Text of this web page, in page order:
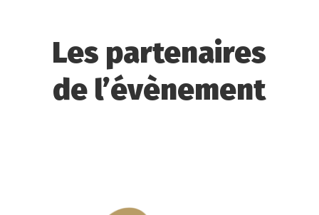
Les partenaires
de l’évènement